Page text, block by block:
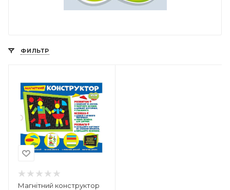
ФИЛЬТР
Магнітний конструктор